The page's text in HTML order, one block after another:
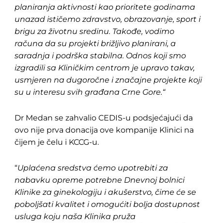
planiranja aktivnosti kao prioritete godinama
unazad ističemo zdravstvo, obrazovanje, sport i
brigu za životnu sredinu. Takođe, vodimo
računa da su projekti brižljivo planirani, a
saradnja i podrška stabilna. Odnos koji smo
izgradili sa Kliničkim centrom je upravo takav,
usmjeren na dugoročne i značajne projekte koji
su u interesu svih građana Crne Gore.“
Dr Medan se zahvalio CEDIS-u podsjećajući da
ovo nije prva donacija ove kompanije Klinici na
čijem je čelu i KCCG-u.
“Uplaćena sredstva ćemo upotrebiti za
nabavku opreme potrebne Dnevnoj bolnici
Klinike za ginekologiju i akušerstvo, čime će se
poboljšati kvalitet i omogućiti bolja dostupnost
usluga koju naša Klinika pruža